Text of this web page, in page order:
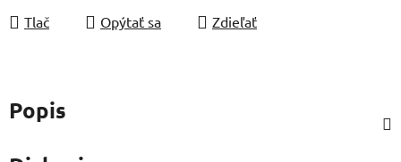
Tlač Opýtať sa Zdieľať
Popis